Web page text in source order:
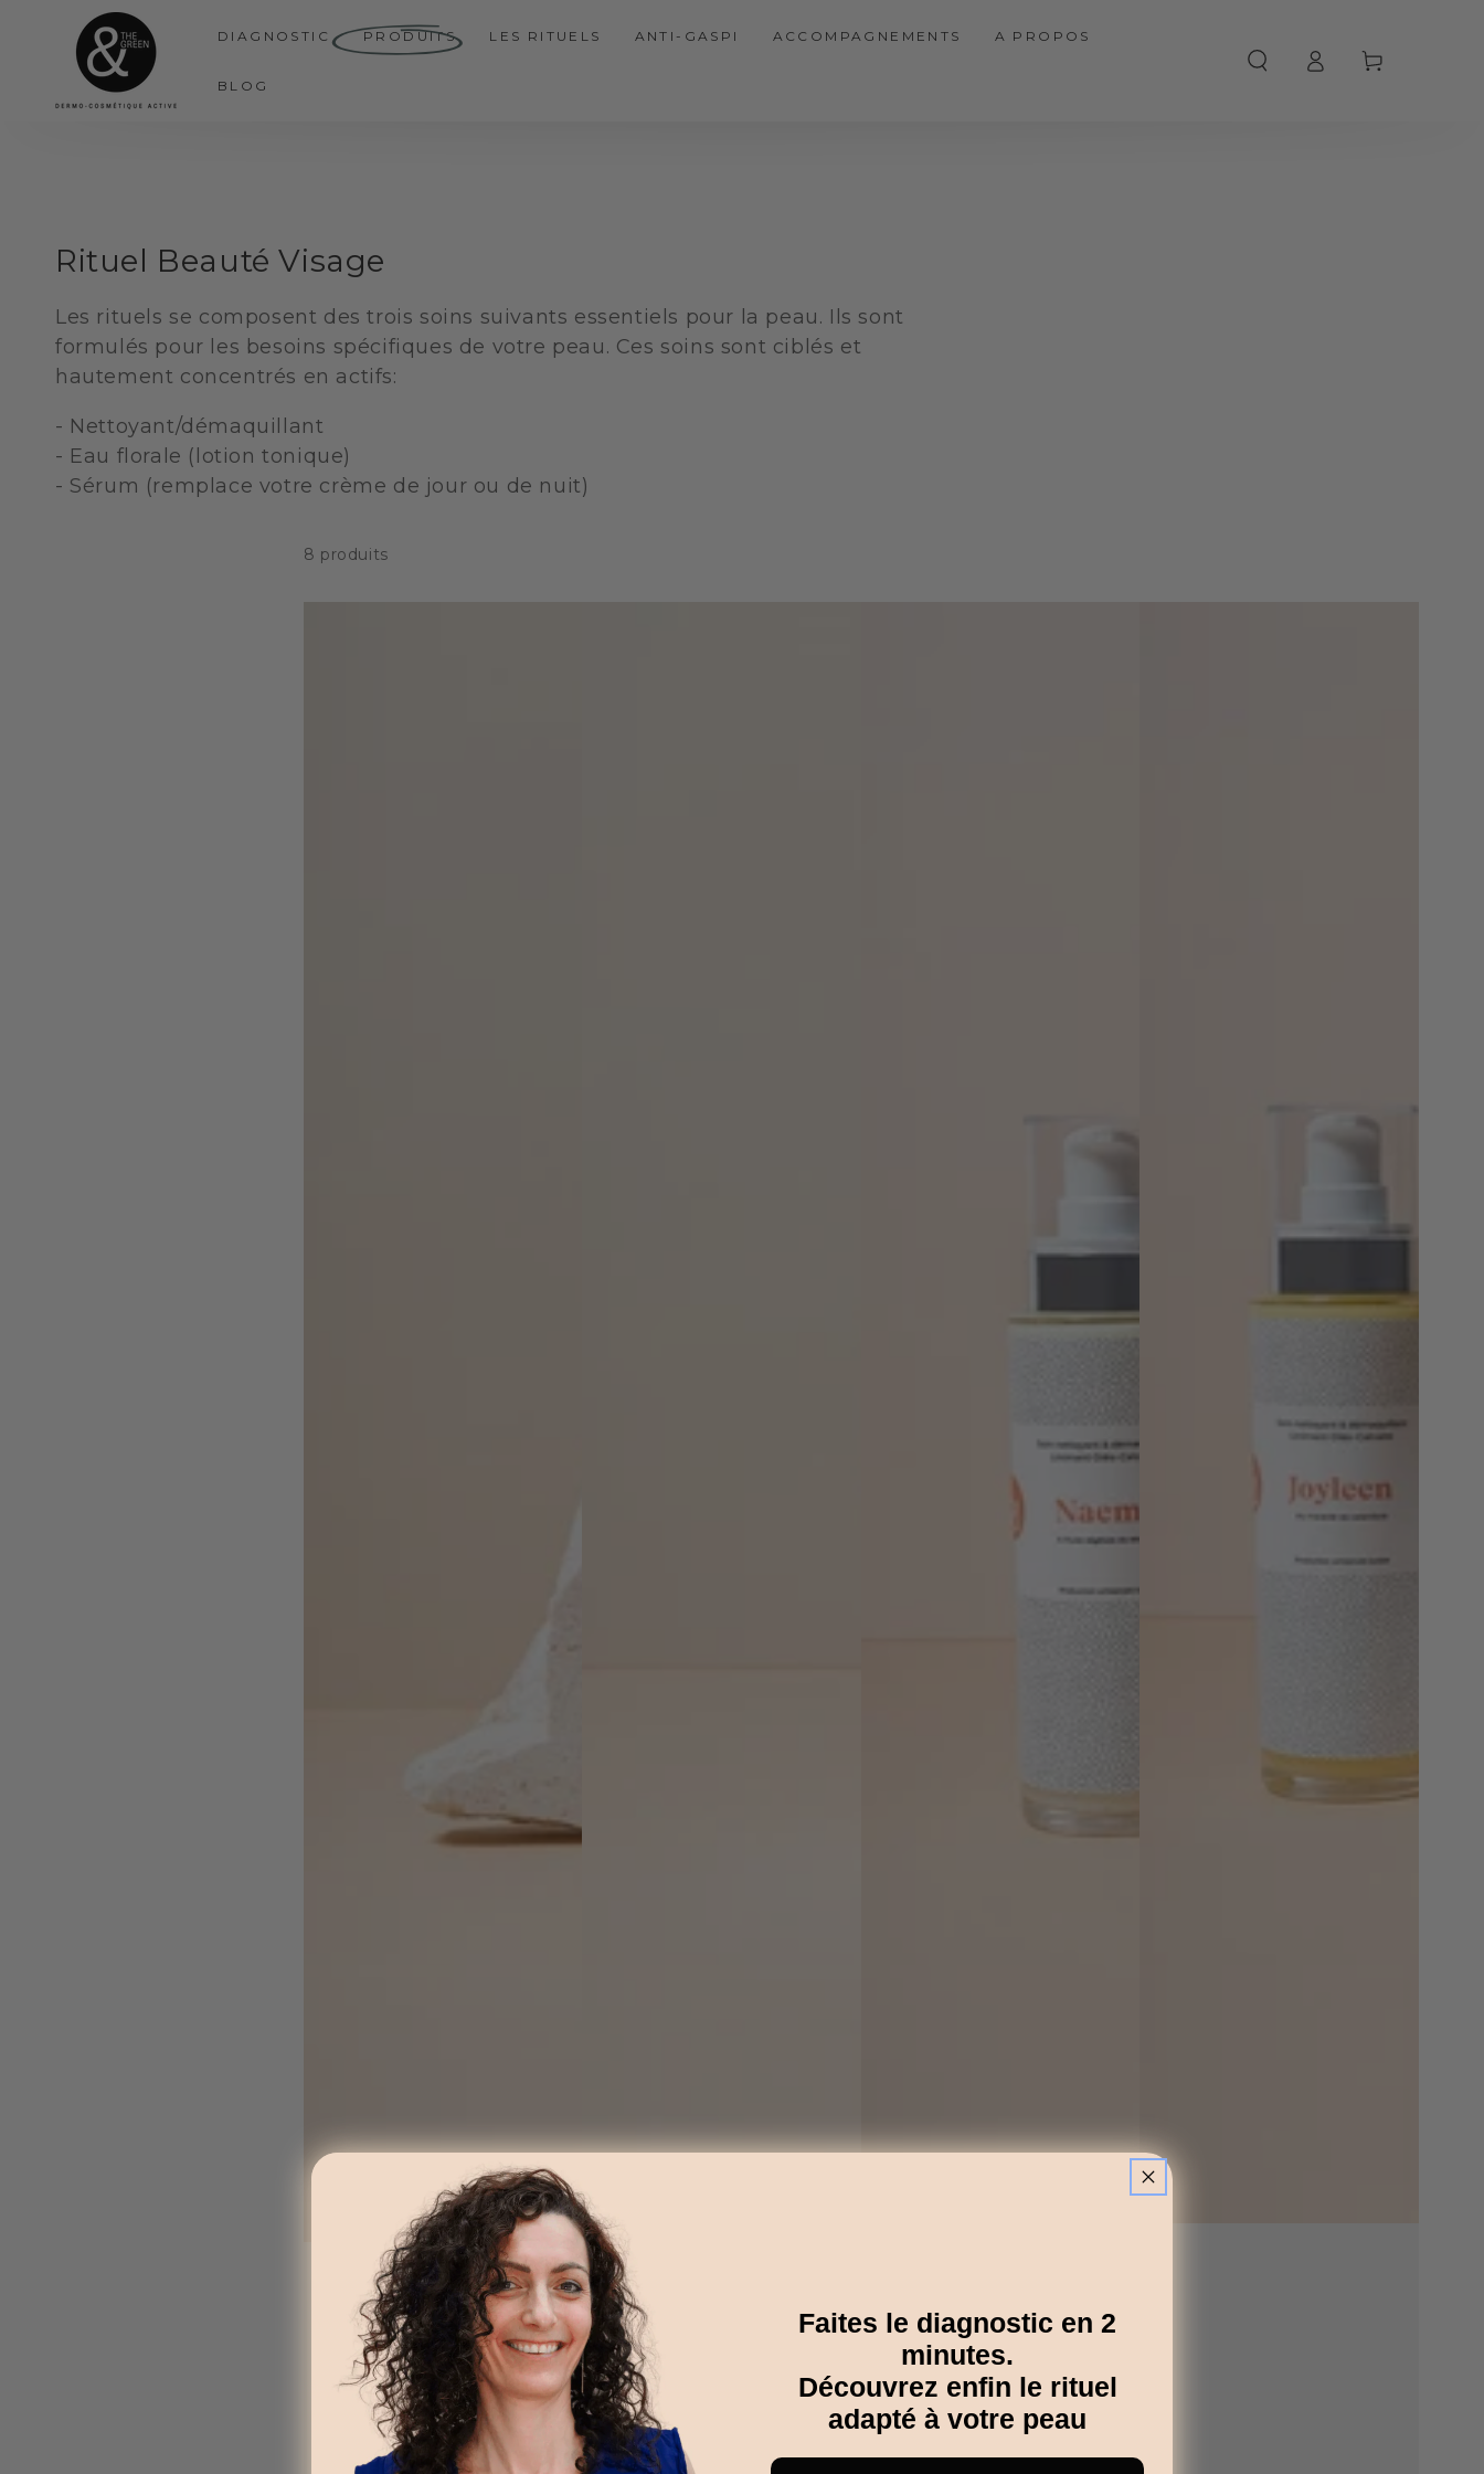
IGNORER LE
CONTENU
DIAGNOSTIC PRODUITS LES RITUELS ANTI-GASPI ACCOMPAGNEMENTS A PROPOS
BLOG
ConnexionPanier
Collection:
Rituel Beauté Visage
Les rituels se composent des trois soins suivants essentiels pour la peau. Ils sont
formulés pour les besoins spécifiques de votre peau. Ces soins sont ciblés et
hautement concentrés en actifs:
- Nettoyant/démaquillant
- Eau florale (lotion tonique)
- Sérum (remplace votre crème de jour ou de nuit)
8 produits
Faites le diagnostic en 2
minutes.
Découvrez enfin le rituel
adapté à votre peau